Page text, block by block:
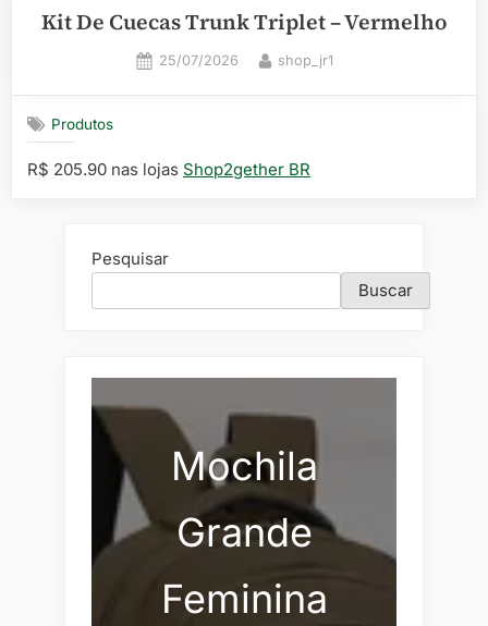
Kit De Cuecas Trunk Triplet – Vermelho
Posted
25/07/2026 By
shop_jr1
Produtos
R$ 205.90 nas lojas Shop2gether BR
Pesquisar
Buscar
Mochila
Grande
Feminina